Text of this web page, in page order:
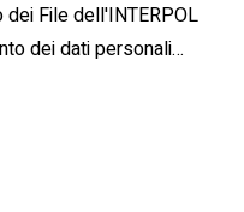
File dell'INTERPOL
dei dati personali…